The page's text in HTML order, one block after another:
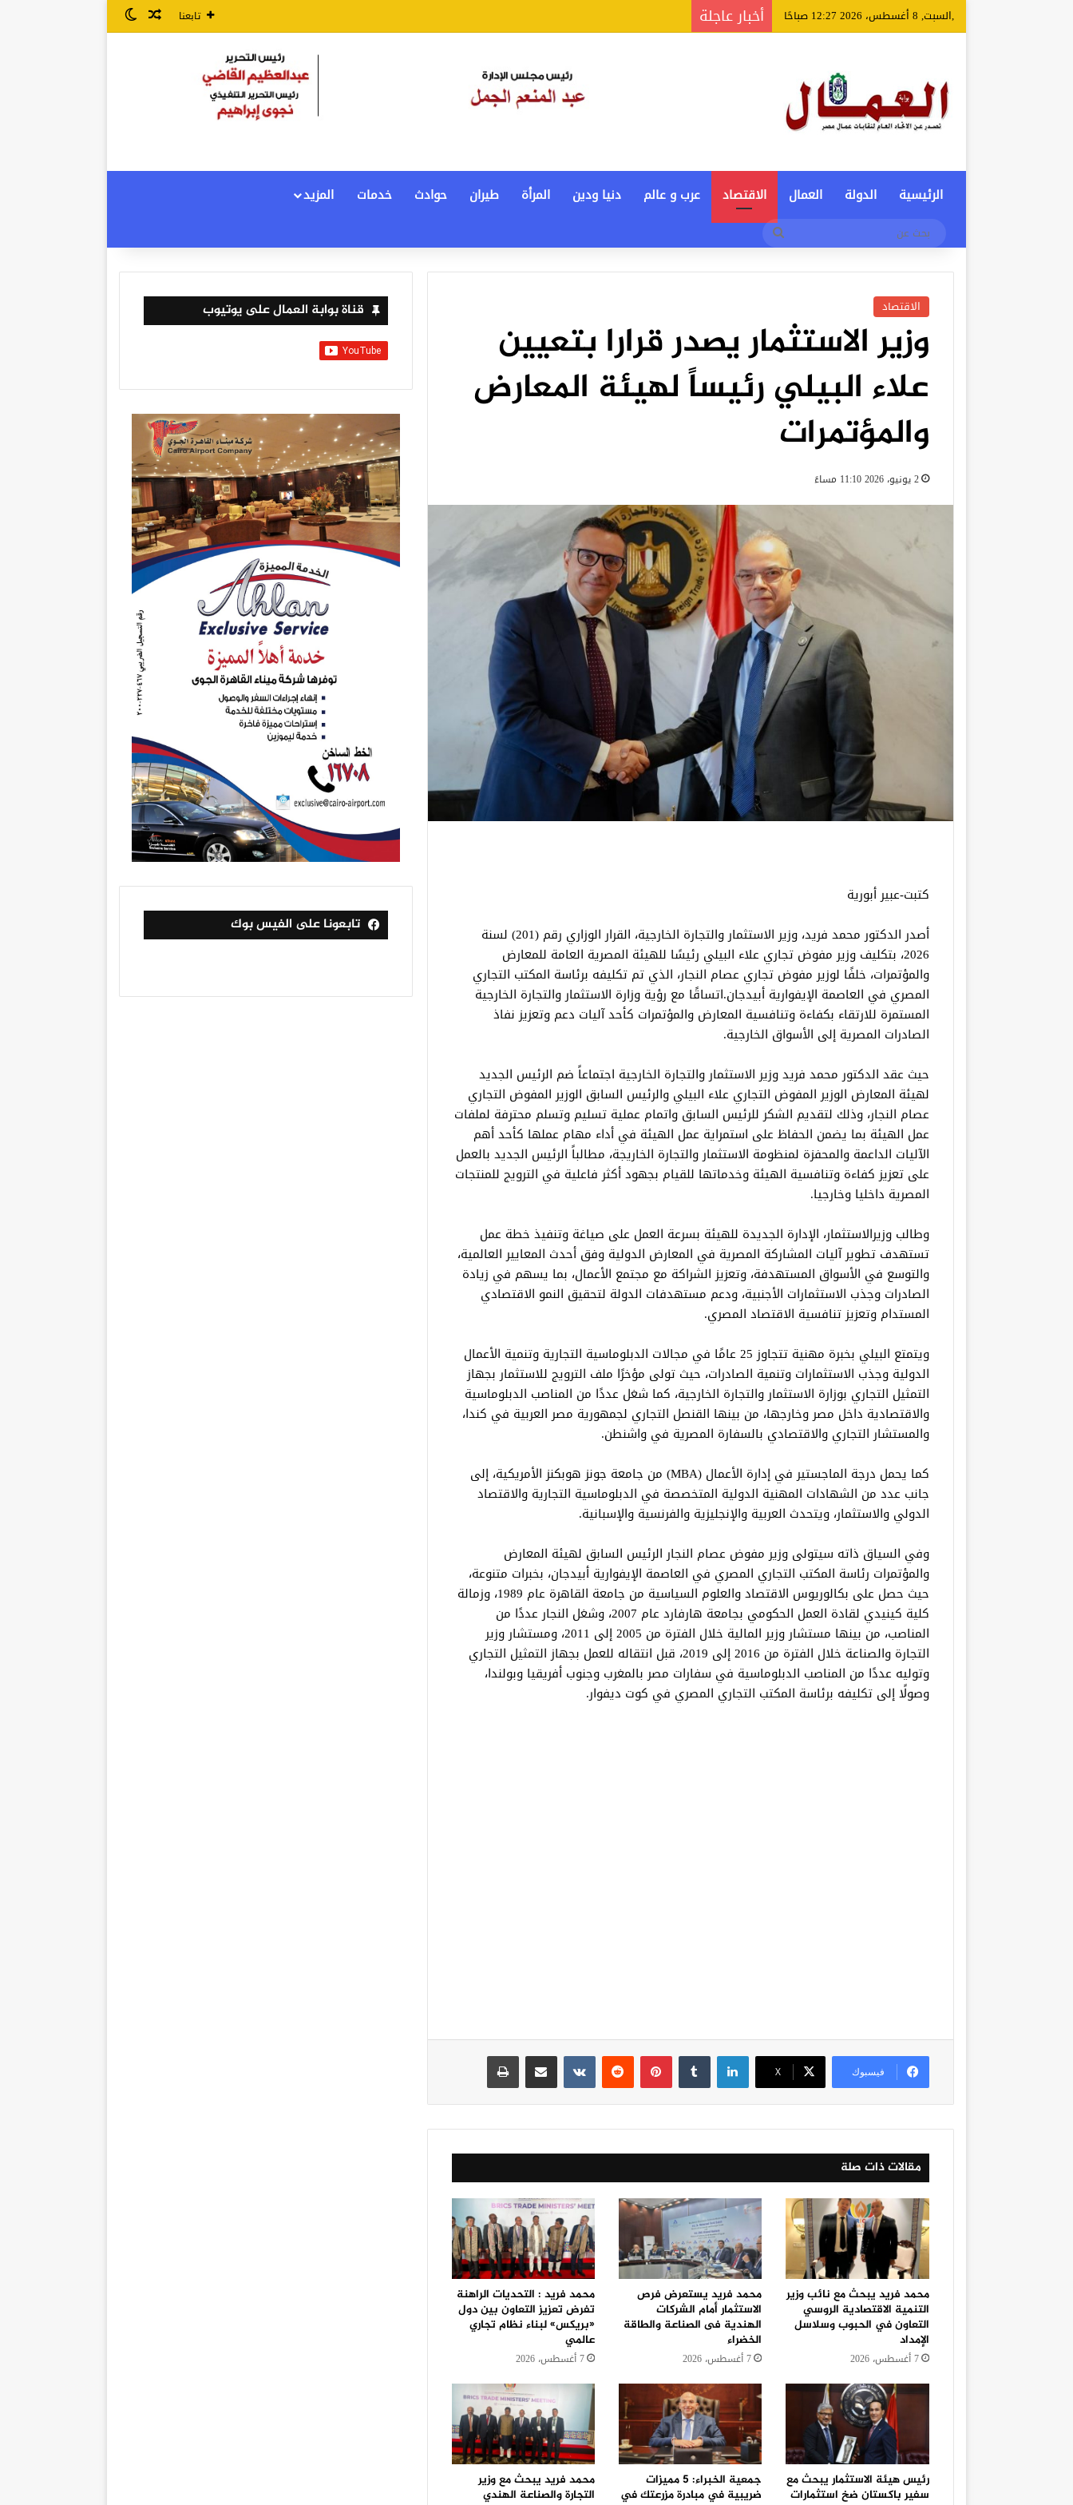
,السبت, 8 أغسطس، 2026 12:27 صباحًا أخبار عاجلة تابعنا مقال عشوائي
الوضع المظلم
الرئيسية الدولة العمال الاقتصاد عرب و عالم دنيا ودين المرأة طيران حوادث خدمات
المزيد
الاقتصاد
وزير الاستثمار يصدر قرارا بتعيين
علاء البيلي رئيساً لهيئة المعارض
والمؤتمرات
2 يونيو، 2026 11:10 مساءً
كتبت-عبير أبورية
أصدر الدكتور محمد فريد، وزير الاستثمار والتجارة الخارجية، القرار الوزاري رقم (201) لسنة
2026، بتكليف وزير مفوض تجاري علاء البيلي رئيسًا للهيئة المصرية العامة للمعارض
والمؤتمرات، خلفًا لوزير مفوض تجاري عصام النجار، الذي تم تكليفه برئاسة المكتب التجاري
المصري في العاصمة الإيفوارية أبيدجان.اتساقًا مع رؤية وزارة الاستثمار والتجارة الخارجية
المستمرة للارتقاء بكفاءة وتنافسية المعارض والمؤتمرات كأحد آليات دعم وتعزيز نفاذ
الصادرات المصرية إلى الأسواق الخارجية.
حيث عقد الدكتور محمد فريد وزير الاستثمار والتجارة الخارجية اجتماعاً ضم الرئيس الجديد
لهيئة المعارض الوزير المفوض التجاري علاء البيلي والرئيس السابق الوزير المفوض التجاري
عصام النجار، وذلك لتقديم الشكر للرئيس السابق واتمام عملية تسليم وتسلم محترفة لملفات
عمل الهيئة بما يضمن الحفاظ على استمراية عمل الهيئة في أداء مهام عملها كأحد أهم
الآليات الداعمة والمحفزة لمنظومة الاستثمار والتجارة الخاريجة، مطالباً الرئيس الجديد بالعمل
على تعزيز كفاءة وتنافسية الهيئة وخدماتها للقيام بجهود أكثر فاعلية في الترويج للمنتجات
المصرية داخليا وخارجيا.
وطالب وزيرالاستثمار، الإدارة الجديدة للهيئة بسرعة العمل على صياغة وتنفيذ خطة عمل
تستهدف تطوير آليات المشاركة المصرية في المعارض الدولية وفق أحدث المعايير العالمية،
والتوسع في الأسواق المستهدفة، وتعزيز الشراكة مع مجتمع الأعمال، بما يسهم في زيادة
الصادرات وجذب الاستثمارات الأجنبية، ودعم مستهدفات الدولة لتحقيق النمو الاقتصادي
المستدام وتعزيز تنافسية الاقتصاد المصري.
ويتمتع البيلي بخبرة مهنية تتجاوز 25 عامًا في مجالات الدبلوماسية التجارية وتنمية الأعمال
الدولية وجذب الاستثمارات وتنمية الصادرات، حيث تولى مؤخرًا ملف الترويج للاستثمار بجهاز
التمثيل التجاري بوزارة الاستثمار والتجارة الخارجية، كما شغل عددًا من المناصب الدبلوماسية
والاقتصادية داخل مصر وخارجها، من بينها القنصل التجاري لجمهورية مصر العربية في كندا،
والمستشار التجاري والاقتصادي بالسفارة المصرية في واشنطن.
كما يحمل درجة الماجستير في إدارة الأعمال (MBA) من جامعة جونز هوبكنز الأمريكية، إلى
جانب عدد من الشهادات المهنية الدولية المتخصصة في الدبلوماسية التجارية والاقتصاد
الدولي والاستثمار، ويتحدث العربية والإنجليزية والفرنسية والإسبانية.
وفي السياق ذاته سيتولى وزير مفوض عصام النجار الرئيس السابق لهيئة المعارض
والمؤتمرات رئاسة المكتب التجاري المصري في العاصمة الإيفوارية أبيدجان، بخبرات متنوعة،
حيث حصل على بكالوريوس الاقتصاد والعلوم السياسية من جامعة القاهرة عام 1989، وزمالة
كلية كينيدي لقادة العمل الحكومي بجامعة هارفارد عام 2007، وشغل النجار عددًا من
المناصب، من بينها مستشار وزير المالية خلال الفترة من 2005 إلى 2011، ومستشار وزير
التجارة والصناعة خلال الفترة من 2016 إلى 2019، قبل انتقاله للعمل بجهاز التمثيل التجاري
وتوليه عددًا من المناصب الدبلوماسية في سفارات مصر بالمغرب وجنوب أفريقيا وبولندا،
وصولًا إلى تكليفه برئاسة المكتب التجاري المصري في كوت ديفوار.
فيسبوك ‫X
لينكدإن بينتيريست
مقالات ذات صلة
محمد فريد يبحث مع نائب وزير
التنمية الاقتصادية الروسي
التعاون في الحبوب وسلاسل
الإمداد
7 أغسطس، 2026
محمد فريد يستعرض فرص
الاستثمار أمام الشركات
الهندية فى الصناعة والطاقة
الخضراء
7 أغسطس، 2026
محمد فريد : التحديات الراهنة
تفرض تعزيز التعاون بين دول
«بريكس» لبناء نظام تجاري
عالمي
7 أغسطس، 2026
رئيس هيئة الاستثمار يبحث مع
سفير باكستان ضخ استثمارات
جمعية الخبراء: 5 مميزات
ضريبية في مبادرة مزرعتك في
محمد فريد يبحث مع وزير
التجارة والصناعة الهندي
قناة بوابة العمال على يوتيوب
تابعونا على الفيس بوك